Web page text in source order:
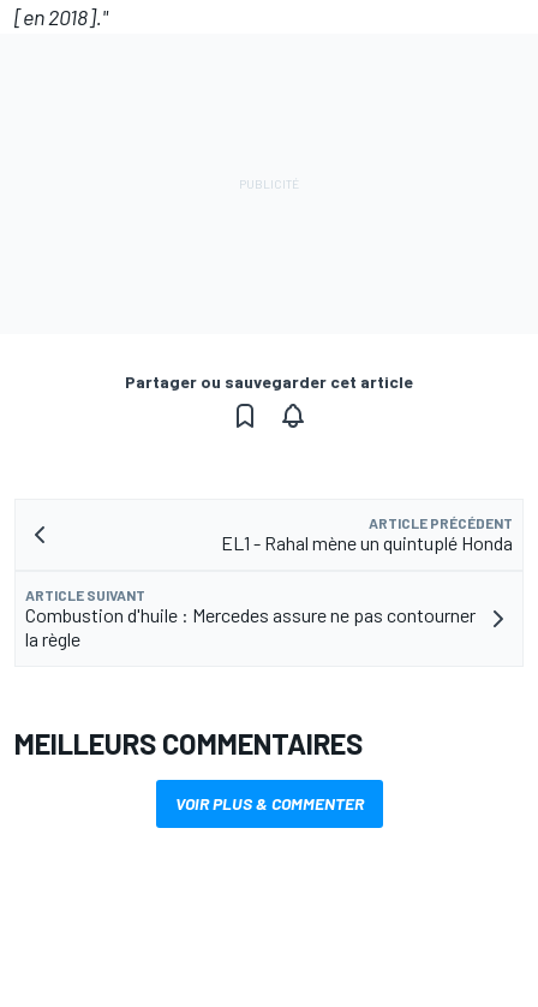
[en 2018]."
Partager ou sauvegarder cet article
ARTICLE PRÉCÉDENT
EL1 - Rahal mène un quintuplé Honda
ARTICLE SUIVANT
Combustion d'huile : Mercedes assure ne pas contourner
la règle
MEILLEURS COMMENTAIRES
VOIR PLUS & COMMENTER